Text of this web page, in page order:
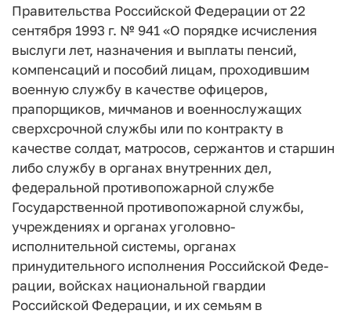
Правительства Россий­ской Федерации от 22
сентября 1993 г. № 941 «О порядке исчис­ления
выслуги лет, назначения и выплаты пенсий,
компенсаций и пособий лицам, проходившим
военную службу в качестве офи­церов,
прапорщиков, мичманов и военнослужащих
сверхсрочной службы или по контракту в
качестве солдат, матросов, сержантов и старшин
либо службу в органах внутренних дел,
федеральной противопожарной службе
Государственной противопожарной службы,
учреждениях и органах уголовно-
исполнительной си­стемы, органах
принудительного исполнения Российской Феде­
рации, войсках национальной гвардии
Российской Федерации, и их семьям в